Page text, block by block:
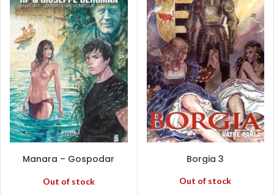
Manara – Gospodar
Venecije SC
Out of stock
Borgia 3
Out of stock